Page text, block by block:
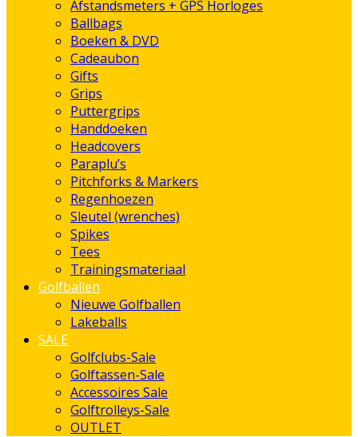
Afstandsmeters + GPS Horloges
Ballbags
Boeken & DVD
Cadeaubon
Gifts
Grips
Puttergrips
Handdoeken
Headcovers
Paraplu’s
Pitchforks & Markers
Regenhoezen
Sleutel (wrenches)
Spikes
Tees
Trainingsmateriaal
Golfballen
Nieuwe Golfballen
Lakeballs
SALE
Golfclubs-Sale
Golftassen-Sale
Accessoires Sale
Golftrolleys-Sale
OUTLET